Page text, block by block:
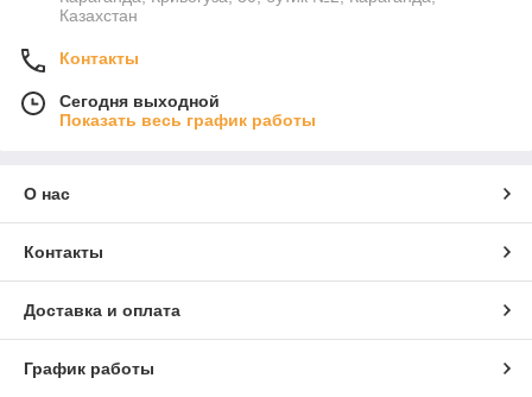
Казахстан
Контакты
Сегодня выходной
Показать весь график работы
О нас
Контакты
Доставка и оплата
График работы